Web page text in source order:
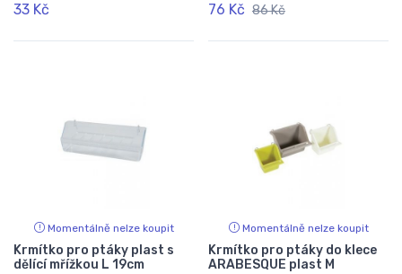
33 Kč 76 Kč 86 Kč
Momentálně nelze koupit
Krmítko pro ptáky plast s
dělící mřížkou L 19cm
Momentálně nelze koupit
Krmítko pro ptáky do klece
ARABESQUE plast M